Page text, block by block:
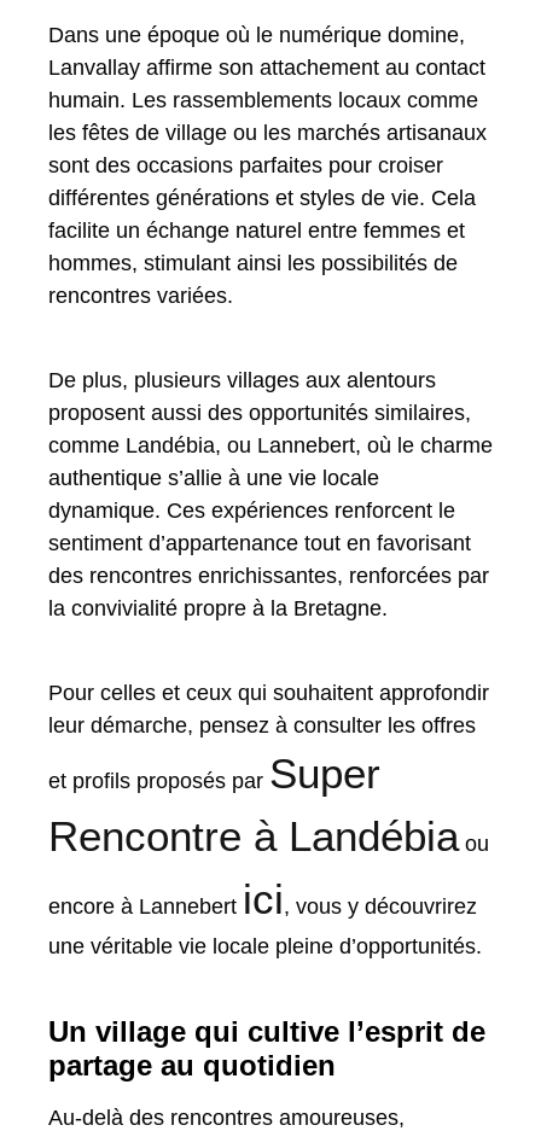
Dans une époque où le numérique domine,
Lanvallay affirme son attachement au contact
humain. Les rassemblements locaux comme
les fêtes de village ou les marchés artisanaux
sont des occasions parfaites pour croiser
différentes générations et styles de vie. Cela
facilite un échange naturel entre femmes et
hommes, stimulant ainsi les possibilités de
rencontres variées.
De plus, plusieurs villages aux alentours
proposent aussi des opportunités similaires,
comme Landébia, ou Lannebert, où le charme
authentique s’allie à une vie locale
dynamique. Ces expériences renforcent le
sentiment d’appartenance tout en favorisant
des rencontres enrichissantes, renforcées par
la convivialité propre à la Bretagne.
Pour celles et ceux qui souhaitent approfondir
leur démarche, pensez à consulter les offres
et profils proposés par Super
Rencontre à Landébiaou
encore à Lannebert ici, vous y découvrirez
une véritable vie locale pleine d’opportunités.
Un village qui cultive l’esprit de
partage au quotidien
Au-delà des rencontres amoureuses,